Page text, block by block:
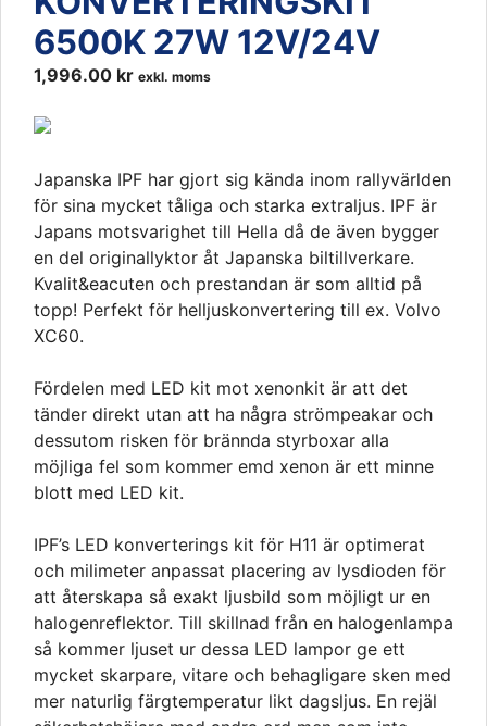
6500K 27W 12V/24V
1,996.00 kr exkl. moms
Japanska IPF har gjort sig kända inom rallyvärlden
för sina mycket tåliga och starka extraljus. IPF är
Japans motsvarighet till Hella då de även bygger
en del originallyktor åt Japanska biltillverkare.
Kvalit&eacuten och prestandan är som alltid på
topp! Perfekt för helljuskonvertering till ex. Volvo
XC60.
Fördelen med LED kit mot xenonkit är att det
tänder direkt utan att ha några strömpeakar och
dessutom risken för brännda styrboxar alla
möjliga fel som kommer emd xenon är ett minne
blott med LED kit.
IPF’s LED konverterings kit för H11 är optimerat
och milimeter anpassat placering av lysdioden för
att återskapa så exakt ljusbild som möjligt ur en
halogenreflektor. Till skillnad från en halogenlampa
så kommer ljuset ur dessa LED lampor ge ett
mycket skarpare, vitare och behagligare sken med
mer naturlig färgtemperatur likt dagsljus. En rejäl